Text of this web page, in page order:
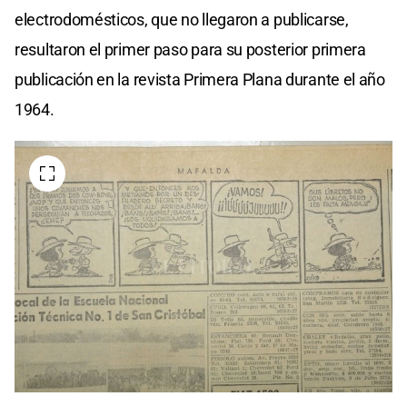
electrodomésticos, que no llegaron a publicarse,
resultaron el primer paso para su posterior primera
publicación en la revista Primera Plana durante el año
1964.